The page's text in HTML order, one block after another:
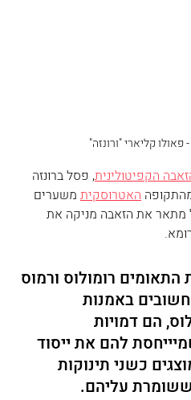
קליארי "ורונזה"
הקפיטולינית, פסל ברונזה
האטרוסקית משערים
מתאר את הזאבה מניקה את
רומולוס ורמוס
באמנות
הם דמויות
להם את ייסוד
כשני תינוקות
עליהם.